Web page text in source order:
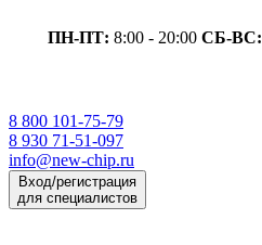
ПН-ПТ: 8:00 - 20:00 СБ-ВС:
8 800 101-75-79
8 930 71-51-097
info@new-chip.ru
Вход/регистрация
для специалистов